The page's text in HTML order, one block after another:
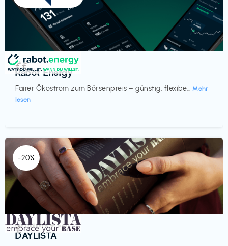
Strom
Rabot Energy
Fairer Ökostrom zum Börsenpreis – günstig, flexibe... Mehr
lesen
€€‎
-20%
Gesundheit & Wellness
DAYLISTA
€‎